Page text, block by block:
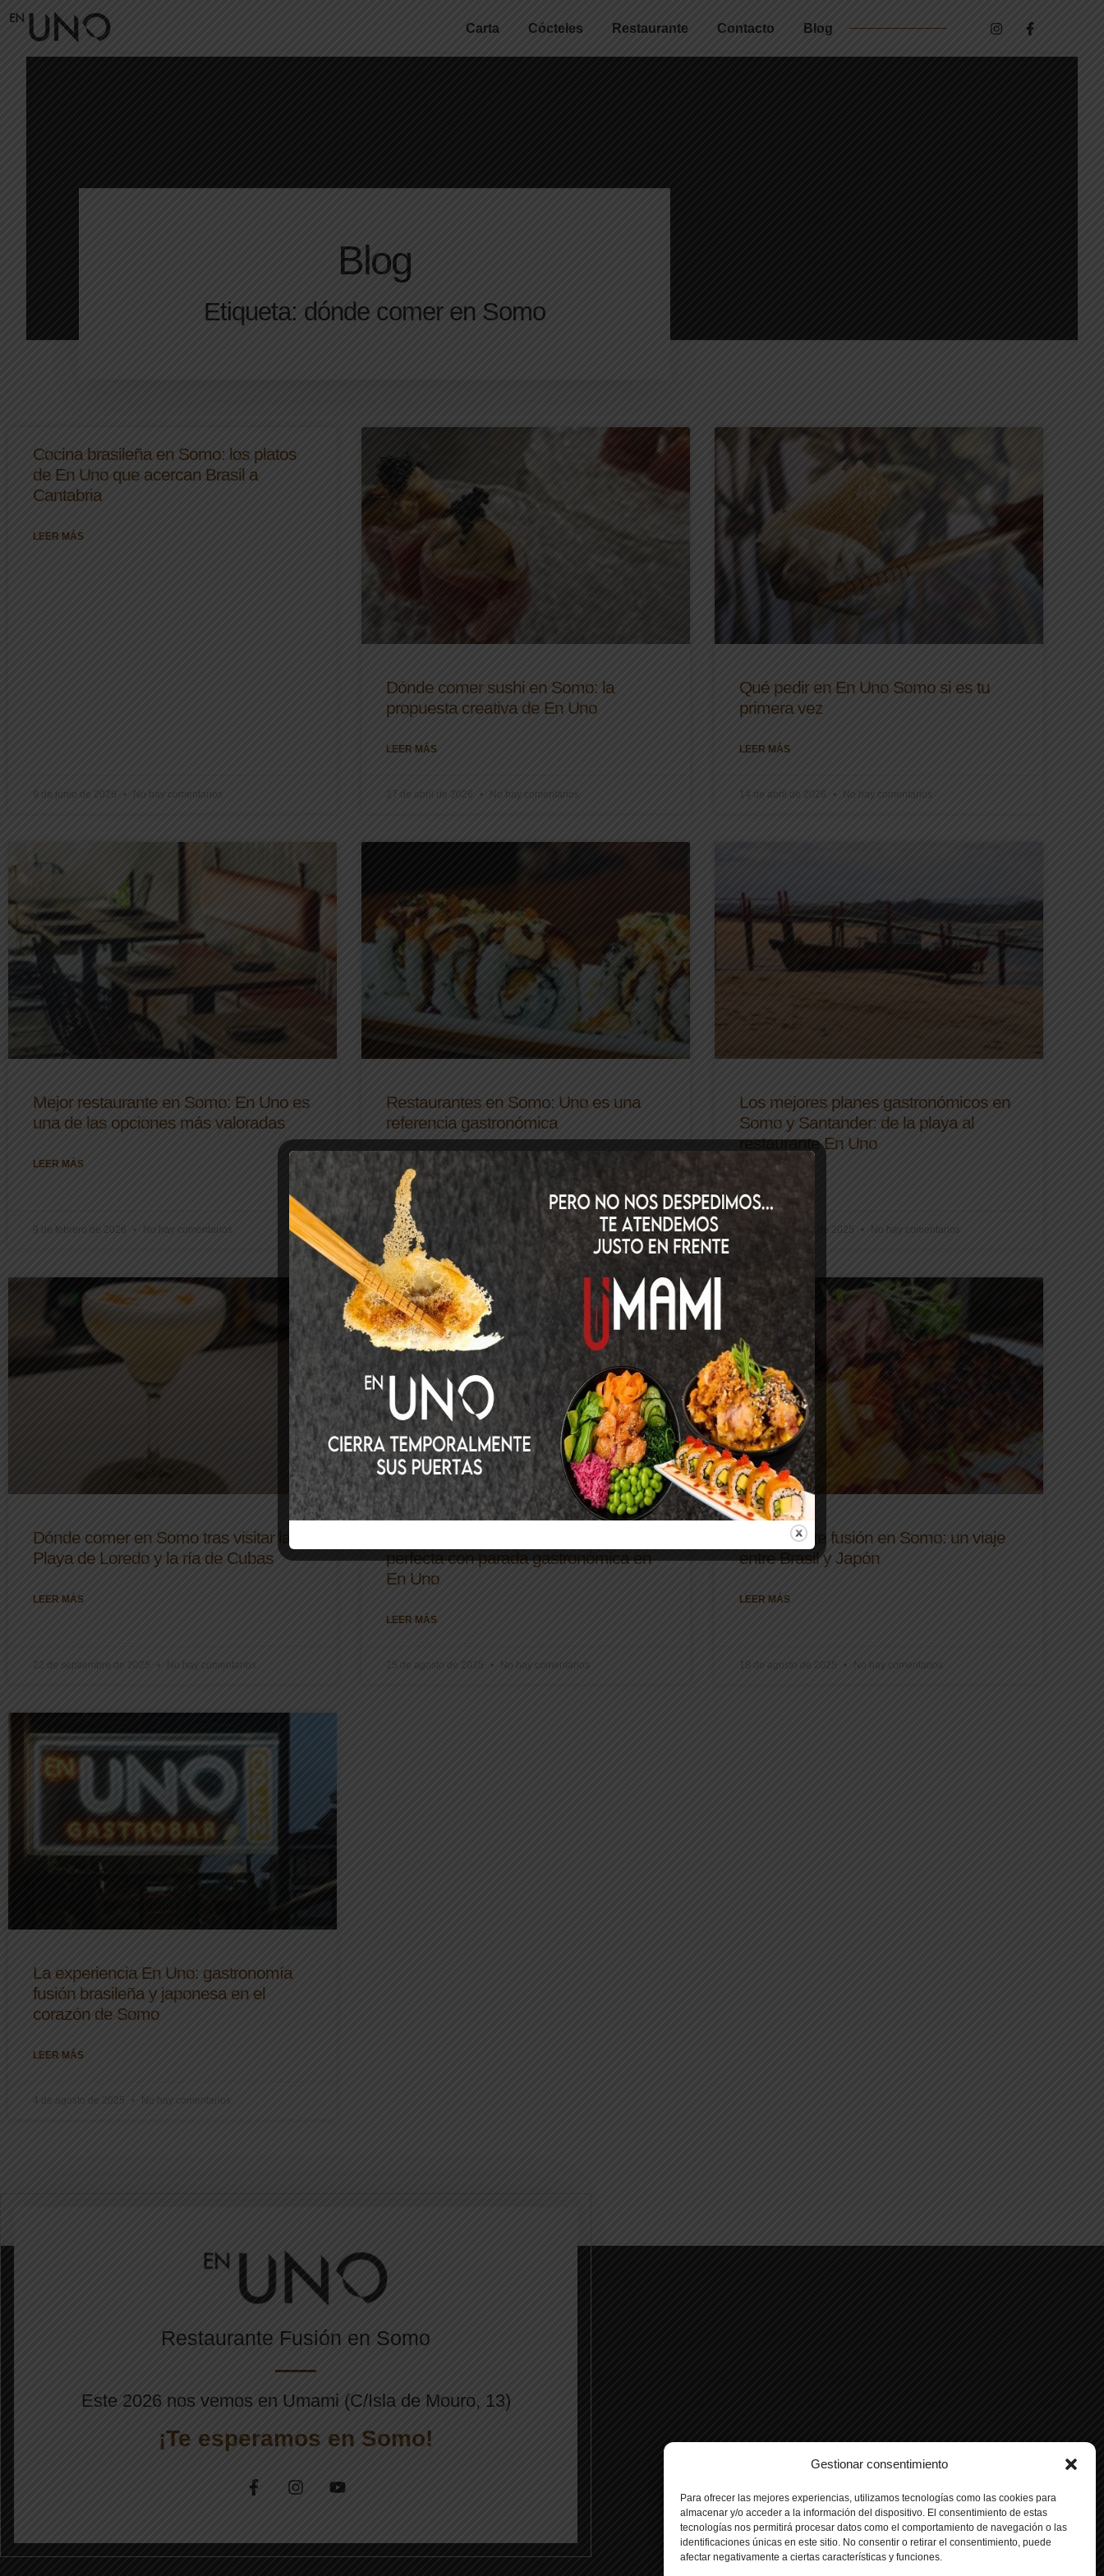
Gestionar consentimiento
Para ofrecer las mejores experiencias, utilizamos tecnologías como las cookies para
almacenar y/o acceder a la información del dispositivo. El consentimiento de estas
tecnologías nos permitirá procesar datos como el comportamiento de navegación o las
identificaciones únicas en este sitio. No consentir o retirar el consentimiento, puede
afectar negativamente a ciertas características y funciones.
Carta Cócteles Restaurante Contacto Blog
Blog
Etiqueta: dónde comer en Somo
Cocina brasileña en Somo: los platos
de En Uno que acercan Brasil a
Cantabria
LEER MÁS
9 de junio de 2026 No hay comentarios
Dónde comer sushi en Somo: la
propuesta creativa de En Uno
LEER MÁS
27 de abril de 2026 No hay comentarios
Qué pedir en En Uno Somo si es tu
primera vez
LEER MÁS
14 de abril de 2026 No hay comentarios
Mejor restaurante en Somo: En Uno es
una de las opciones más valoradas
LEER MÁS
9 de febrero de 2026 No hay comentarios
Restaurantes en Somo: Uno es una
referencia gastronómica
LEER MÁS
19 de enero de 2026
Los mejores planes gastronómicos en
Somo y Santander: de la playa al
restaurante En Uno
10 de noviembre de 2025 No hay comentarios
Dónde comer en Somo tras visitar la
Playa de Loredo y la ría de Cubas
LEER MÁS
22 de septiembre de 2025 No hay comentarios
perfecta con parada gastronómica en
En Uno
LEER MÁS
25 de agosto de 2025 No hay comentarios
Restaurante fusión en Somo: un viaje
entre Brasil y Japón
LEER MÁS
18 de agosto de 2025 No hay comentarios
La experiencia En Uno: gastronomía
fusión brasileña y japonesa en el
corazón de Somo
LEER MÁS
4 de agosto de 2025 No hay comentarios
Restaurante Fusión en Somo
Este 2026 nos vemos en Umami (C/Isla de Mouro, 13)
¡Te esperamos en Somo!